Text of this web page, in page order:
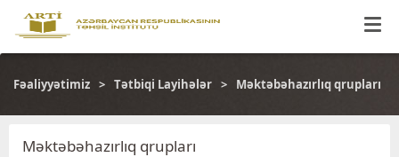
Fəaliyyətimiz Tətbiqi Layihələr Məktəbəhazırlıq qrupları
Məktəbəhazırlıq qrupları